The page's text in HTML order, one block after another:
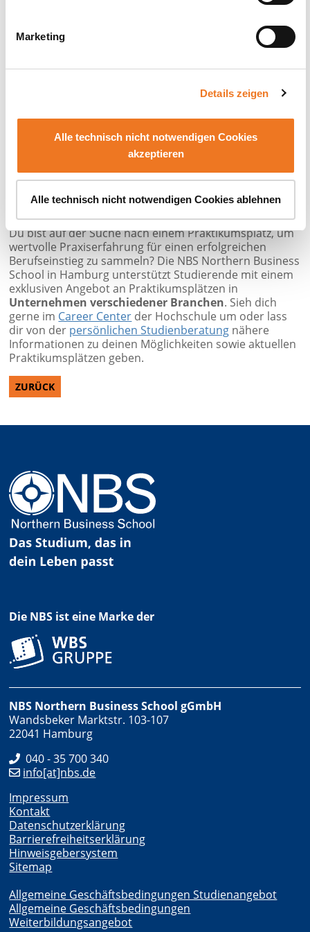
Marketing
Details zeigen
Alle technisch nicht notwendigen Cookies
akzeptieren
Alle technisch nicht notwendigen Cookies ablehnen
Fragen der Personalführung zu verknüpfen und mit
qualifizierten Mitarbeitenden die Wirtschaftlichkeit des
Unternehmens zu verbessern.
Zunächst einmal scheint es naheliegend, als BWL-
Studierende/-r beruflich im Rechnungswesen Fuß zu
das Controlling die Basis füroperative und
strategische Entscheidungen, die bis auf die Ebene
derUnternehmensführungreichen.
Exklusive Angebote an der NBS Northern Business
School
Du bist auf der Suche nach einem Praktikumsplatz, um
wertvolle Praxiserfahrung für einen erfolgreichen
Berufseinstieg zu sammeln? Die NBS Northern Business
School in Hamburg unterstützt Studierende mit einem
exklusiven Angebot an Praktikumsplätzen in
Unternehmen verschiedener Branchen. Sieh dich
gerne im Career Center der Hochschule um oder lass
dir von der persönlichen Studienberatung nähere
Informationen zu deinen Möglichkeiten sowie aktuellen
Praktikumsplätzen geben.
ZURÜCK
Die NBS ist eine Marke der
NBS Northern Business School gGmbH
Wandsbeker Marktstr. 103-107
22041 Hamburg
040 - 35 700 340
info[at]nbs.de
Impressum
Kontakt
Datenschutzerklärung
Barrierefreiheitserklärung
Hinweisgebersystem
Sitemap
Allgemeine Geschäftsbedingungen Studienangebot
Allgemeine Geschäftsbedingungen
Weiterbildungsangebot